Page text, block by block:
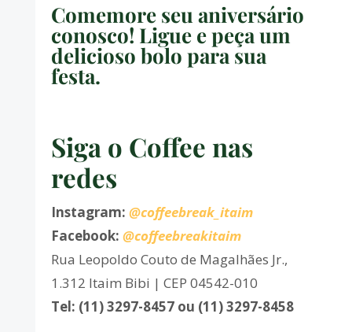
Comemore seu aniversário
conosco! Ligue e peça um
delicioso bolo para sua
festa.
Siga o Coffee nas
redes
Instagram: @coffeebreak_itaim
Facebook: @coffeebreakitaim
Rua Leopoldo Couto de Magalhães Jr.,
1.312 Itaim Bibi | CEP 04542-010
Tel: (11) 3297-8457 ou (11) 3297-8458